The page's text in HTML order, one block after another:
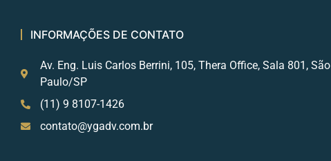
INFORMAÇÕES DE CONTATO
Av. Eng. Luis Carlos Berrini, 105, Thera Office, Sala 801, São
Paulo/SP
(11) 9 8107-1426
contato@ygadv.com.br